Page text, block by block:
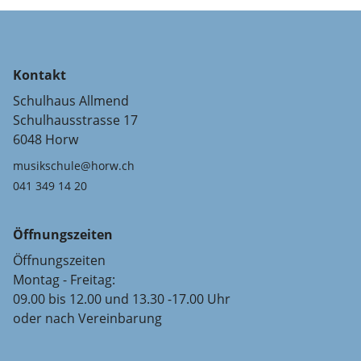
Kontakt
Schulhaus Allmend
Schulhausstrasse 17
6048 Horw
musikschule@horw.ch
041 349 14 20
Öffnungszeiten
Öffnungszeiten
Montag - Freitag:
09.00 bis 12.00 und 13.30 -17.00 Uhr
oder nach Vereinbarung